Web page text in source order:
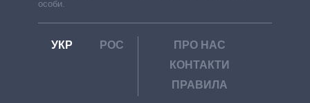
особи.
УКР РОС
ПРО НАС
КОНТАКТИ
ПРАВИЛА